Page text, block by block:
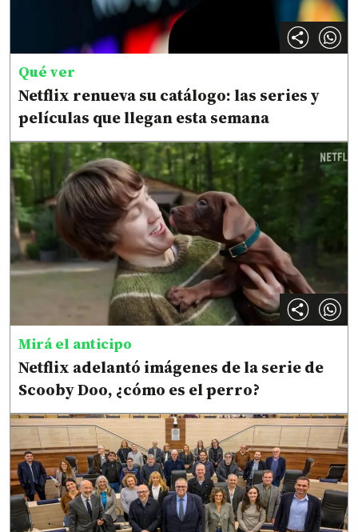
Qué ver
Netflix renueva su catálogo: las series y
películas que llegan esta semana
Mirá el anticipo
Netflix adelantó imágenes de la serie de
Scooby Doo, ¿cómo es el perro?